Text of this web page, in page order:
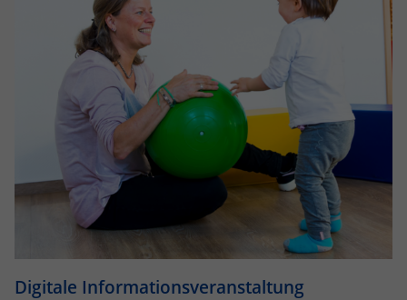
Digitale Informationsveranstaltung